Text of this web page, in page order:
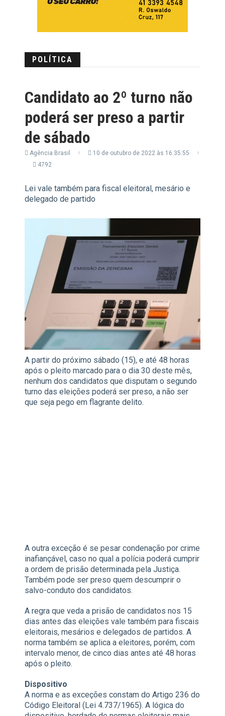
POLÍTICA
Candidato ao 2º turno não
poderá ser preso a partir
de sábado
Agência Brasil
10 de outubro de 2022 às 16:35:55
4792
Lei vale também para fiscal eleitoral, mesário e
delegado de partido
A partir do próximo sábado (15), e até 48 horas
após o pleito marcado para o dia 30 deste mês,
nenhum dos candidatos que disputam o segundo
turno das eleições poderá ser preso, a não ser
que seja pego em flagrante delito.
A outra exceção é se pesar condenação por crime
inafiançável, caso no qual a polícia poderá cumprir
a ordem de prisão determinada pela Justiça.
Também pode ser preso quem descumprir o
salvo-conduto dos candidatos.
A regra que veda a prisão de candidatos nos 15
dias antes das eleições vale também para fiscais
eleitorais, mesários e delegados de partidos. A
norma também se aplica a eleitores, porém, com
intervalo menor, de cinco dias antes até 48 horas
após o pleito.
Dispositivo
A norma e as exceções constam do Artigo 236 do
Código Eleitoral (Lei 4.737/1965). A lógica do